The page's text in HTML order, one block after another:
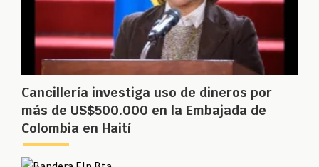
Cancillería investiga uso de dineros por
más de US$500.000 en la Embajada de
Colombia en Haití